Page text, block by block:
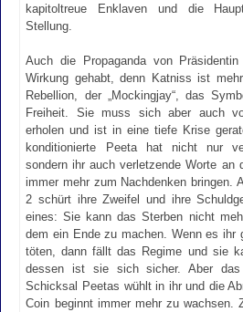
kapitoltreue Enklaven und die
Stellung.
Auch die Propaganda von
Wirkung gehabt, denn Katniss ist
Rebellion, der „Mockingjay“, das
Freiheit. Sie muss sich aber auch
erholen und ist in eine tiefe Krise
konditionierte Peeta hat nicht nur
sondern ihr auch verletzende Worte an
immer mehr zum Nachdenken bringen.
2 schürt ihre Zweifel und ihre
eines: Sie kann das Sterben nicht
dem ein Ende zu machen. Wenn es ihr
töten, dann fällt das Regime und sie
dessen ist sie sich sicher. Aber
Schicksal Peetas wühlt in ihr und die
Coin beginnt immer mehr zu wachsen.